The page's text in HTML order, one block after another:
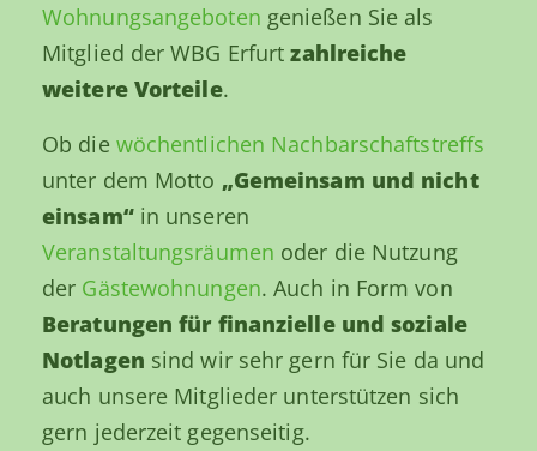
Wohnungsangeboten genießen Sie als
Mitglied der WBG Erfurtzahlreiche
weitere Vorteile.
Ob die wöchentlichen Nachbarschaftstreffs
unter dem Motto „Gemeinsam und nicht
einsam“in unseren
Veranstaltungsräumen oder die Nutzung
der Gästewohnungen. Auch in Form von
Beratungen für finanzielle und soziale
Notlagen sind wir sehr gern für Sie da und
auch unsere Mitglieder unterstützen sich
gern jederzeit gegenseitig.